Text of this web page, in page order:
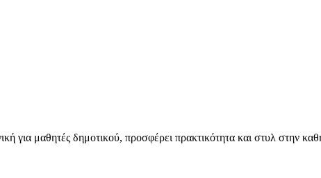
για μαθητές δημοτικού, προσφέρει πρακτικότητα και στυλ στην